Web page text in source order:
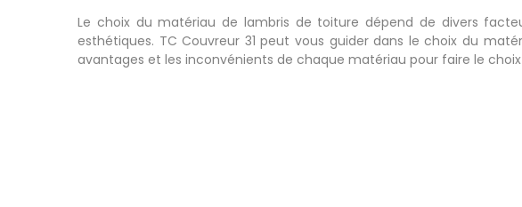
Le choix du matériau de lambris de toiture dépend de divers
esthétiques. TC Couvreur 31 peut vous guider dans le choix du
avantages et les inconvénients de chaque matériau pour faire le